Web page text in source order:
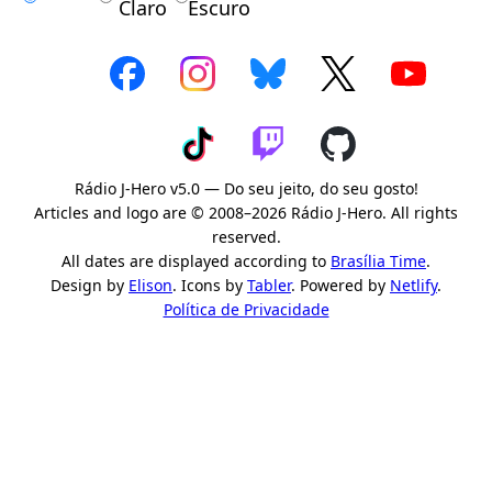
Claro
Escuro
Rádio J-Hero v5.0 — Do seu jeito, do seu gosto!
Articles and logo are © 2008–2026 Rádio J-Hero. All rights
reserved.
All dates are displayed according to Brasília Time.
Design by Elison. Icons by Tabler. Powered by Netlify.
Política de Privacidade